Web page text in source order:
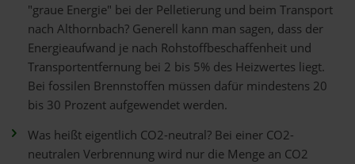
"graue Energie" bei der Pelletierung und beim Transport
nach Althornbach? Generell kann man sagen, dass der
Energieaufwand je nach Rohstoffbeschaffenheit und
Transportentfernung bei 2 bis 5% des Heizwertes liegt.
Bei fossilen Brennstoffen müssen dafür mindestens 20
bis 30 Prozent aufgewendet werden.
Was heißt eigentlich CO2-neutral? Bei einer CO2-
neutralen Verbrennung wird nur die Menge an CO2